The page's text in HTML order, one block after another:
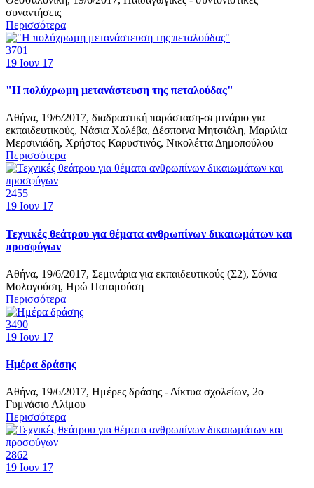
συναντήσεις
Περισσότερα
3701
19 Ιουν 17
"Η πολύχρωμη μετανάστευση της πεταλούδας"
Αθήνα, 19/6/2017, διαδραστική παράσταση-σεμινάριο για
εκπαιδευτικούς, Νάσια Χολέβα, Δέσποινα Μητσιάλη, Μαριλία
Μερσινιάδη, Χρήστος Καρυστινός, Νικολέττα Δημοπούλου
Περισσότερα
2455
19 Ιουν 17
Τεχνικές θεάτρου για θέματα ανθρωπίνων δικαιωμάτων και
προσφύγων
Αθήνα, 19/6/2017, Σεμινάρια για εκπαιδευτικούς (Σ2), Σόνια
Μολογούση, Ηρώ Ποταμούση
Περισσότερα
3490
19 Ιουν 17
Ημέρα δράσης
Αθήνα, 19/6/2017, Ημέρες δράσης - Δίκτυα σχολείων, 2ο
Γυμνάσιο Αλίμου
Περισσότερα
2862
19 Ιουν 17